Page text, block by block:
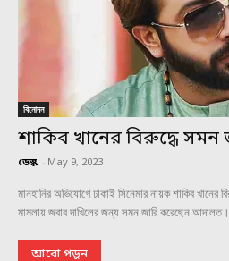
বিনোদন
শাকিব খানের বিরুদ্ধে সমন
ডেস্ক - May 9, 2023
মানহানির অভিযোগে ঢাকাই সিনেমার নায়ক শাকিব খানের
মামলায় জবাব দাখিলের জন্য সমন জারি করেছেন আদালত।
আরো পড়ুন